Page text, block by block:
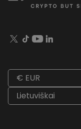
€ EUR
Lietuviškai